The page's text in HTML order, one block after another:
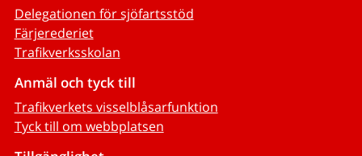
Delegationen för sjöfartsstöd
Färjerederiet
Trafikverksskolan
Anmäl och tyck till
Trafikverkets visselblåsarfunktion
Tyck till om webbplatsen